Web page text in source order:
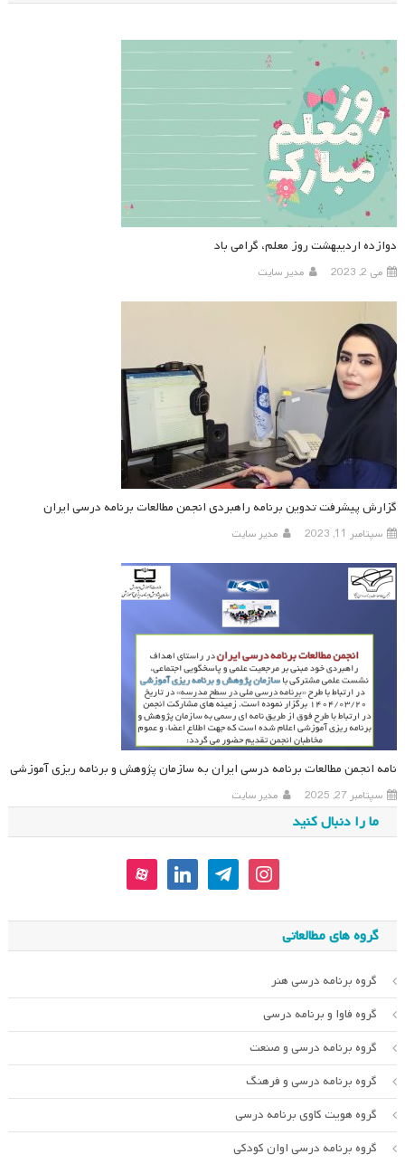
دوازده اردیبهشت روز معلم، گرامی باد
می 2, 2023 مدیر سایت
گزارش پیشرفت تدوین برنامه راهبردی انجمن مطالعات برنامه درسی ایران
سپتامبر 11, 2023 مدیر سایت
نامه انجمن مطالعات برنامه درسی ایران به سازمان پژوهش و برنامه ریزی آموزشی
سپتامبر 27, 2025 مدیر سایت
ما را دنبال کنید
instagram
telegram
linkedin
aparat
گروه های مطالعاتی
گروه برنامه درسی هنر
گروه فاوا و برنامه درسی
گروه برنامه درسی و صنعت
گروه برنامه درسی و فرهنگ
گروه هویت کاوی برنامه درسی
گروه برنامه درسی اوان کودکی